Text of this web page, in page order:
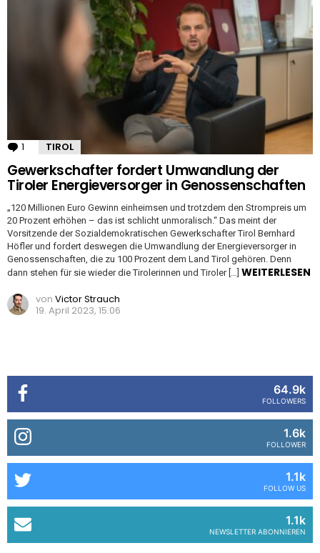
1 Kommentar
TIROL
Gewerkschafter fordert Umwandlung der
Tiroler Energieversorger in Genossenschaften
„120 Millionen Euro Gewinn einheimsen und trotzdem den Strompreis um
20 Prozent erhöhen – das ist schlicht unmoralisch.“ Das meint der
Vorsitzende der Sozialdemokratischen Gewerkschafter Tirol Bernhard
Höfler und fordert deswegen die Umwandlung der Energieversorger in
Genossenschaften, die zu 100 Prozent dem Land Tirol gehören. Denn
dann stehen für sie wieder die Tirolerinnen und Tiroler […] WEITERLESEN
von Victor Strauch
19. April 2023, 15:06
64.9k
FOLLOWERS
1.6k
FOLLOWER
1.1k
FOLLOW US
1.1k
NEWSLETTER ABONNIEREN